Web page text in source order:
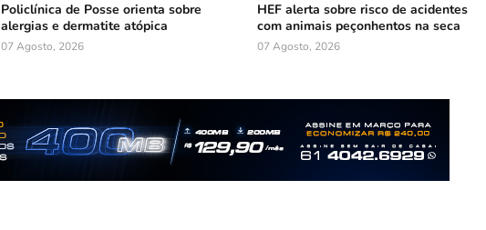
Policlínica de Posse orienta sobre
alergias e dermatite atópica
07 Agosto, 2026
HEF alerta sobre risco de acidentes
com animais peçonhentos na seca
07 Agosto, 2026